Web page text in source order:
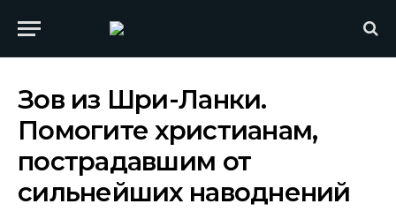
Зов из Шри-Ланки.
Помогите христианам,
пострадавшим от
сильнейших наводнений